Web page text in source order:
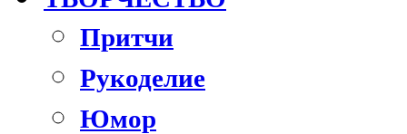
Притчи
Рукоделие
Юмор